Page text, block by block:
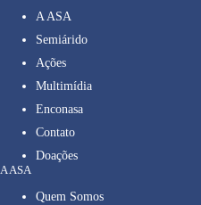
A ASA
Semiárido
Ações
Multimídia
Enconasa
Contato
Doações
A ASA
Quem Somos